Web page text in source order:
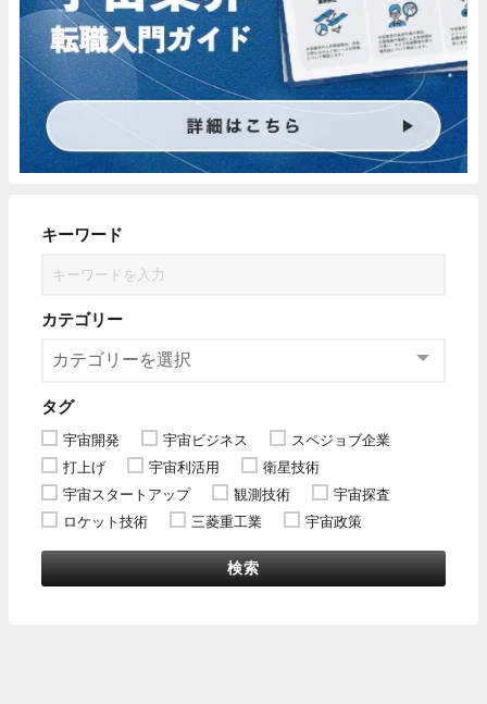
キーワード
カテゴリー
タグ
宇宙開発 宇宙ビジネス
スペジョブ企業
打上げ
宇宙利活用
衛星技術
宇宙スタートアップ
観測技術
宇宙探査
ロケット技術
三菱重工業 宇宙政策
検索